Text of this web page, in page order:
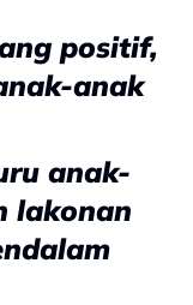
positif,
anak
anak-
lakonan